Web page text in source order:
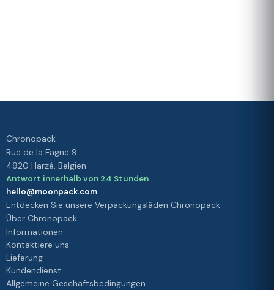
Chronopack
Rue de la Fagne 9
4920 Harzé, Belgien
Antwort innerhalb von 24 Stunden
hello@moonpack.com
Entdecken Sie unsere Verpackungsläden Chronopack
Über Chronopack
Informationen
Kontaktiere uns
Lieferung
Kundendienst
Allgemeine Geschäftsbedingungen